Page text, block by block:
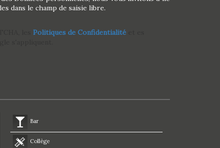
dans le champ de saisie libre.
Politiques de Confidentialité
s'appliquent.
Bar
Collège